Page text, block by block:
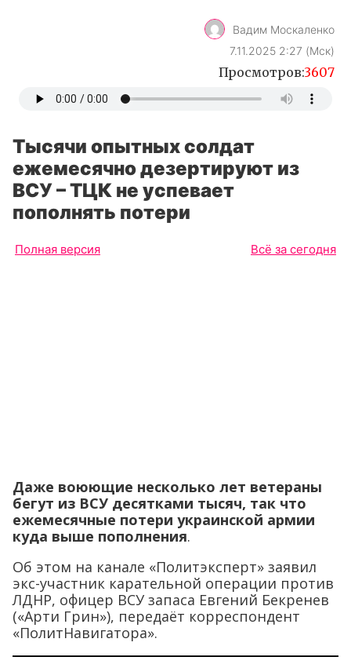
Вадим Москаленко
7.11.2025 2:27 (Мск)
Просмотров:3607
Тысячи опытных солдат
ежемесячно дезертируют из
ВСУ – ТЦК не успевает
пополнять потери
Полная версия Всё за сегодня
Даже воюющие несколько лет ветераны
бегут из ВСУ десятками тысяч, так что
ежемесячные потери украинской армии
куда выше пополнения.
Об этом на канале «Политэксперт» заявил
экс-участник карательной операции против
ЛДНР, офицер ВСУ запаса Евгений Бекренев
(«Арти Грин»), передаёт корреспондент
«ПолитНавигатора».